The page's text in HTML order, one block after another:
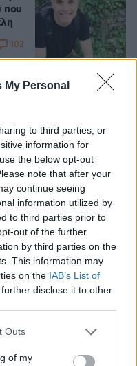
My Personal
to third parties, or
information for
the below opt-out
note that after your
continue seeing
information utilized by
to third parties prior to
out of the further
by third parties on the
This information may
on the IAB’s List of
disclose it to other
one or more Google
You may click to
Outs
of my
που
102
96
σε